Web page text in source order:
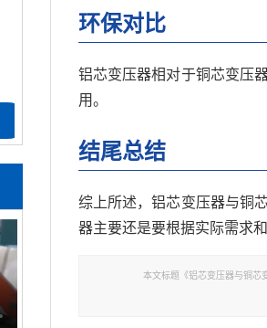
环保对比
铝芯变压器相对于铜芯变压
用。
结尾总结
综上所述，铝芯变压器与铜
器主要还是要根据实际需求
本文标题《铝芯变压器与铜芯